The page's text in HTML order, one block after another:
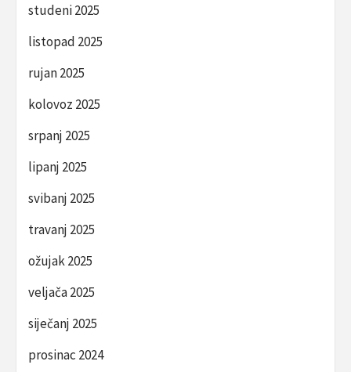
studeni 2025
listopad 2025
rujan 2025
kolovoz 2025
srpanj 2025
lipanj 2025
svibanj 2025
travanj 2025
ožujak 2025
veljača 2025
siječanj 2025
prosinac 2024